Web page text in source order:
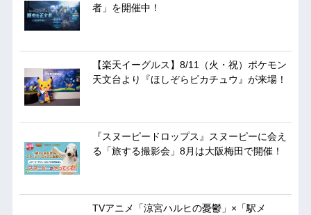
者」を開催中！
【楽天イーグルス】8/11（火・祝）ポケモン
天文台より『ほしぞらピカチュウ』が来場！
『スヌーピードロップス』スヌーピーに会え
る「旅する撮影会」8月は大阪梅田で開催！
TVアニメ「涼宮ハルヒの憂鬱」×「駅メ